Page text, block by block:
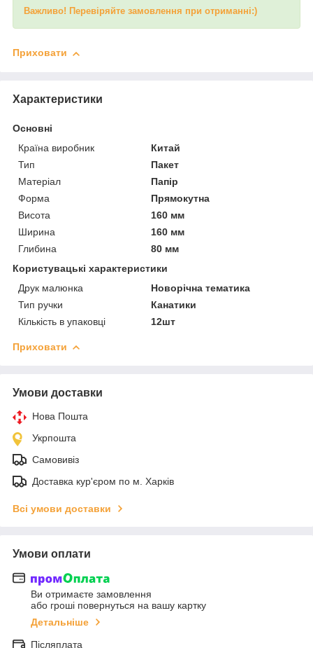
Важливо! Перевіряйте замовлення при отриманні:)
Приховати
Характеристики
Основні
Країна виробник
Китай
Тип
Пакет
Матеріал
Папір
Форма
Прямокутна
Висота
160 мм
Ширина
160 мм
Глибина
80 мм
Користувацькі характеристики
Друк малюнка
Новорічна тематика
Тип ручки
Канатики
Кількість в упаковці
12шт
Приховати
Умови доставки
Нова Пошта
Укрпошта
Самовивіз
Доставка кур'єром по м. Харків
Всі умови доставки
Умови оплати
Ви отримаєте замовлення
або гроші повернуться на вашу картку
Детальніше
Післяплата